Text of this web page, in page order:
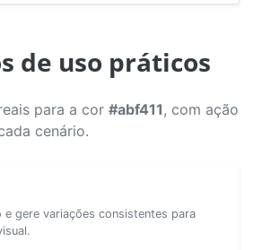
de uso práticos
para a cor #abf411 , com ação
cenário.
e gere variações consistentes para